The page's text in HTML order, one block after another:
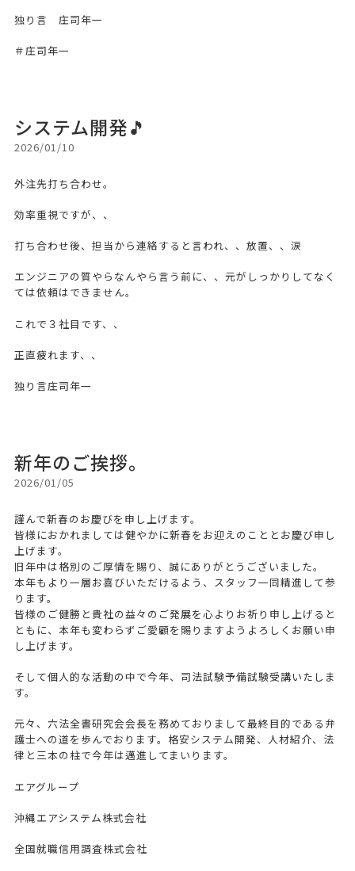
独り言 庄司年一
＃庄司年一
システム開発🎵
2026/01/10
外注先打ち合わせ。
効率重視ですが、、
打ち合わせ後、担当から連絡すると言われ、、放置、、涙
エンジニアの質やらなんやら言う前に、、元がしっかりしてなく
ては依頼はできません。
これで３社目です、、
正直疲れます、、
独り言庄司年一
新年のご挨拶。
2026/01/05
謹んで新春のお慶びを申し上げます。
皆様におかれましては健やかに新春をお迎えのこととお慶び申し
上げます。
旧年中は格別のご厚情を賜り、誠にありがとうございました。
本年もより一層お喜びいただけるよう、スタッフ一同精進して参
ります。
皆様のご健勝と貴社の益々のご発展を心よりお祈り申し上げると
ともに、本年も変わらずご愛顧を賜りますようよろしくお願い申
し上げます。
そして個人的な活動の中で今年、司法試験予備試験受講いたしま
す。
元々、六法全書研究会会長を務めておりまして最終目的である弁
護士への道を歩んでおります。格安システム開発、人材紹介、法
律と三本の柱で今年は邁進してまいります。
エアグループ
沖縄エアシステム株式会社
全国就職信用調査株式会社